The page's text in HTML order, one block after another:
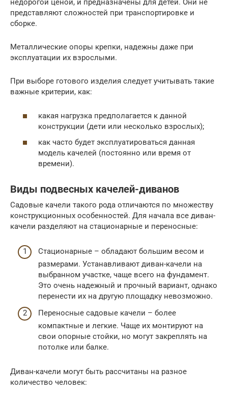
недорогой ценой, и предназначены для детей. Они не
представляют сложностей при транспортировке и
сборке.
Металлические опоры крепки, надежны даже при
эксплуатации их взрослыми.
При выборе готового изделия следует учитывать такие
важные критерии, как:
какая нагрузка предполагается к данной
конструкции (дети или несколько взрослых);
как часто будет эксплуатироваться данная
модель качелей (постоянно или время от
времени).
Виды подвесных качелей-диванов
Садовые качели такого рода отличаются по множеству
конструкционных особенностей. Для начала все диван-
качели разделяют на стационарные и переносные:
Стационарные – обладают большим весом и
размерами. Устанавливают диван-качели на
выбранном участке, чаще всего на фундамент.
Это очень надежный и прочный вариант, однако
перенести их на другую площадку невозможно.
Переносные садовые качели – более
компактные и легкие. Чаще их монтируют на
свои опорные стойки, но могут закреплять на
потолке или балке.
Диван-качели могут быть рассчитаны на разное
количество человек: